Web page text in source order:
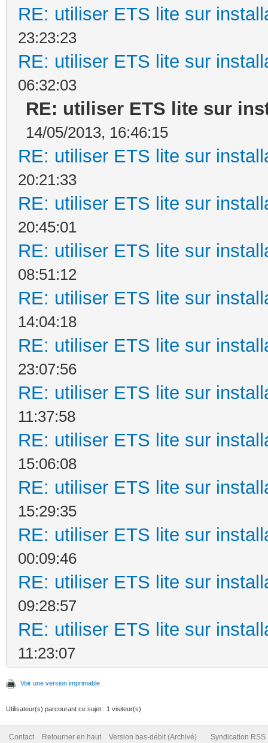
RE: utiliser ETS lite sur
23:23:23
RE: utiliser ETS lite sur
06:32:03
RE: utiliser ETS lite sur
14/05/2013, 16:46:15
RE: utiliser ETS lite sur
20:21:33
RE: utiliser ETS lite sur
20:45:01
RE: utiliser ETS lite sur
08:51:12
RE: utiliser ETS lite sur
14:04:18
RE: utiliser ETS lite sur
23:07:56
RE: utiliser ETS lite sur
11:37:58
RE: utiliser ETS lite sur
15:06:08
RE: utiliser ETS lite sur
15:29:35
RE: utiliser ETS lite sur
00:09:46
RE: utiliser ETS lite sur
09:28:57
RE: utiliser ETS lite sur
11:23:07
Voir une version imprimable
Utilisateur(s) parcourant ce sujet : 1 visiteur(s)
Contact Retourner en haut Version bas-débit (Archivé) Syndication RSS